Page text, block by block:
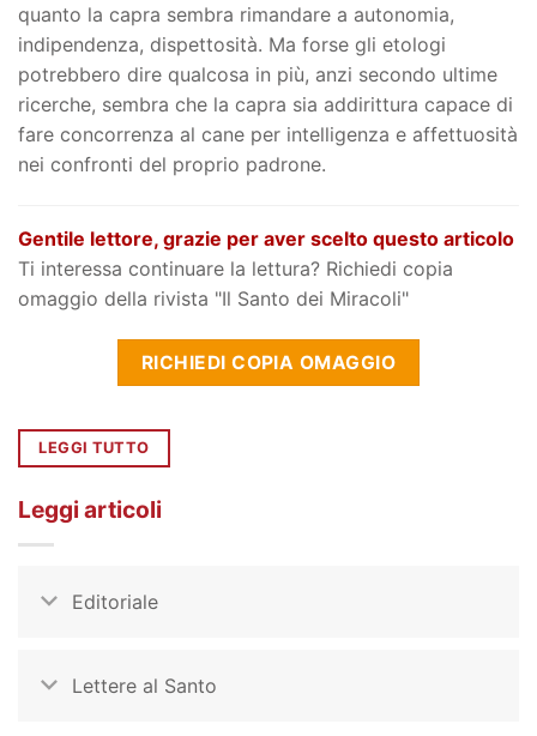
quanto la capra sembra rimandare a autonomia,
indipendenza, dispettosità. Ma forse gli etologi
potrebbero dire qualcosa in più, anzi secondo ultime
ricerche, sembra che la capra sia addirittura capace di
fare concorrenza al cane per intelligenza e affettuosità
nei confronti del proprio padrone.
Gentile lettore, grazie per aver scelto questo articolo
Ti interessa continuare la lettura? Richiedi copia
omaggio della rivista "Il Santo dei Miracoli"
RICHIEDI COPIA OMAGGIO
LEGGI TUTTO
Leggi articoli
Editoriale
Lettere al Santo